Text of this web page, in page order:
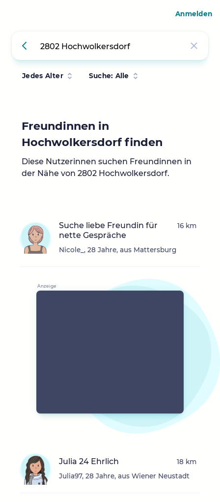
Jedes Alter Suche: Alle
Freundinnen in
Hochwolkersdorf finden
Diese Nutzerinnen suchen Freundinnen in
der Nähe von 2802 Hochwolkersdorf.
Suche liebe Freundin für
nette Gespräche
Nicole_, 28 Jahre, aus Mattersburg
16 km
Julia 24 Ehrlich
Julia97, 28 Jahre, aus Wiener Neustadt
18 km
Anmelden